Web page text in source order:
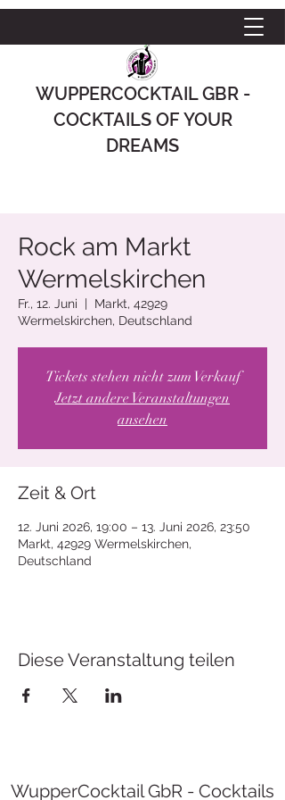
WUPPERCOCKTAIL GBR -
COCKTAILS OF YOUR
DREAMS
Rock am Markt
Wermelskirchen
Fr., 12. Juni
  |
Markt, 42929
Wermelskirchen, Deutschland
Tickets stehen nicht zum Verkauf
Jetzt andere Veranstaltungen
ansehen
Zeit & Ort
12. Juni 2026, 19:00 – 13. Juni 2026, 23:50
Markt, 42929 Wermelskirchen,
Deutschland
Diese Veranstaltung teilen
WupperCocktail GbR - Cocktails